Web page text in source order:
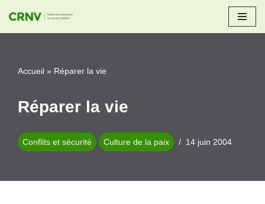
Aller
Accueil » Réparer la vie
Réparer la vie
Conflits et sécurité Culture de la paix 14 juin 2004